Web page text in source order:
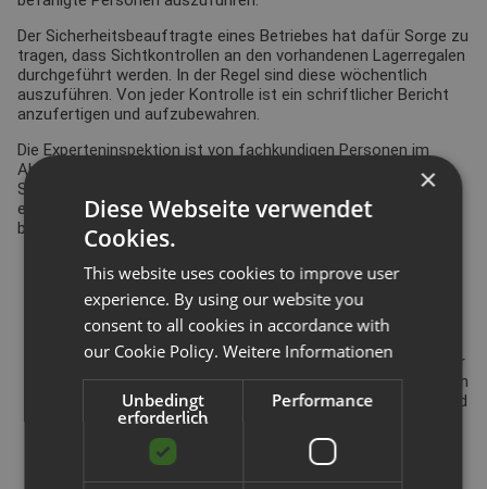
Der Sicherheitsbeauftragte eines Betriebes hat dafür Sorge zu
tragen, dass Sichtkontrollen an den vorhandenen Lagerregalen
durchgeführt werden. In der Regel sind diese wöchentlich
auszuführen. Von jeder Kontrolle ist ein schriftlicher Bericht
anzufertigen und aufzubewahren.
Die Experteninspektion ist von fachkundigen Personen im
Abstand von maximal zwölf Monaten durchzuführen.
Selbstverständlich ist auch hier ein schriftlicher Bericht zu
erstellen, der aufbewahrt werden muss. Der Regalinspekteur
begutachtet u.a.
ob Lagerregale gemäß der Montageanleitung aufgebaut
wurden
sind Schäden an den Traversen, Fachböden,
Regalständern, Versteifungselementen vorhanden
stehen die Regalständer lotrecht
und Lagerplätze überlastet und wie ist die Verteilung der
Lasten auf oder in den Lagergeräten. Hierzu gehört auch
die Positionierung der Ladehilfsmittel in den Regalen und
auf dem Boden sowie deren Zustand
sind die Belastungsschilder angebracht und aktuell
gibt es Risse in den Schweißnähten
wie ist die Beschaffenheit des Gebäudebodens bzw. die
×
Diese Webseite verwendet
Cookies.
This website uses cookies to improve user
experience. By using our website you
consent to all cookies in accordance with
our Cookie Policy. Weitere Informationen
Unbedingt
erforderlich
Performance